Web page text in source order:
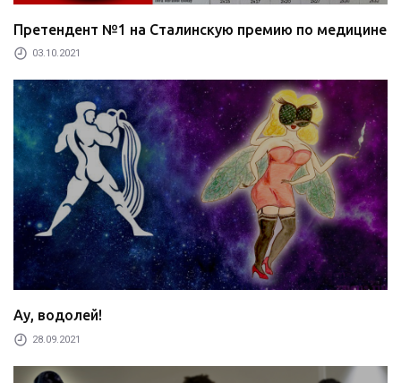
Претендент №1 на Сталинскую премию по медицине
03.10.2021
Ау, водолей!
28.09.2021